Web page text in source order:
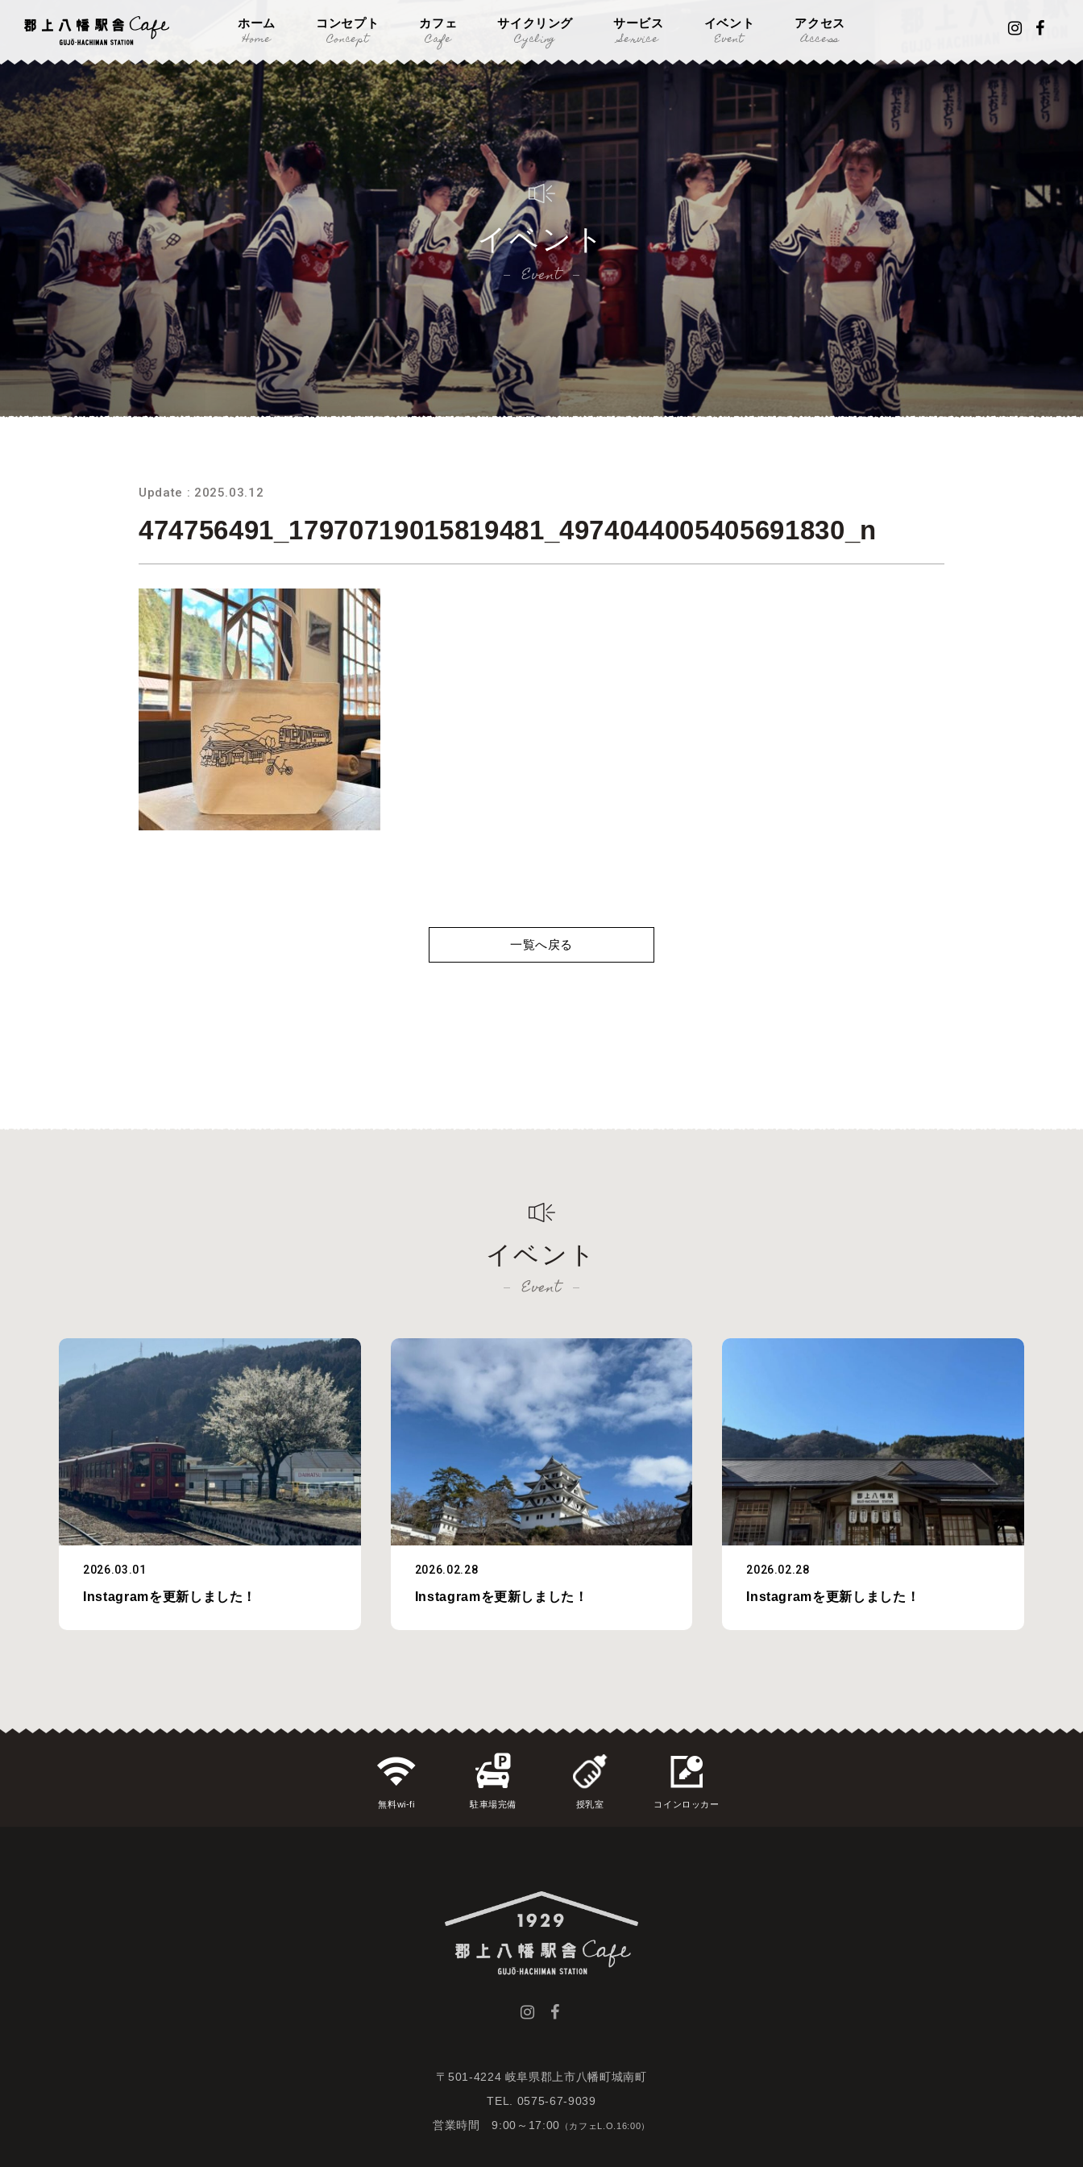
ホーム
Home
コンセプト
Concept
カフェ
Cafe
サイクリング
Cycling
サービス
Service
イベント
Event
アクセス
Access
イベント
Event
Update : 2025.03.12
474756491_17970719015819481_4974044005405691830_n
一覧へ戻る
イベント
Event
2026.03.01
Instagramを更新しました！
2026.02.28
Instagramを更新しました！
2026.02.28
Instagramを更新しました！
無料wi-fi 駐車場完備 授乳室 コインロッカー
〒501-4224 岐阜県郡上市八幡町城南町
TEL. 0575-67-9039
営業時間 9:00～17:00 （カフェL.O.16:00）